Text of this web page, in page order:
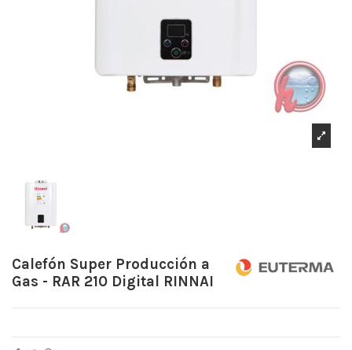
Calefón Super Producción a
Gas - RAR 210 Digital RINNAI